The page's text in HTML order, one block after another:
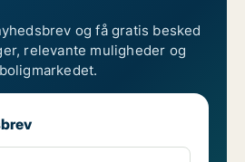
og få gratis besked
relevante muligheder og